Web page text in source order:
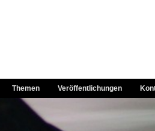
Themen Veröffentlichungen